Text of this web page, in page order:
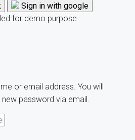
Sign in with google
for demo purpose.
or email address. You will
password via email.